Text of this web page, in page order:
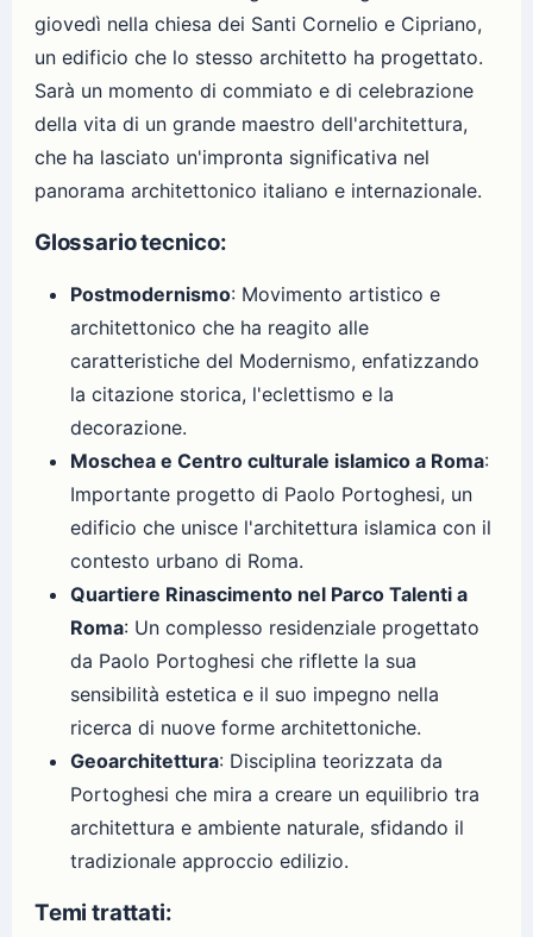
giovedì nella chiesa dei Santi Cornelio e Cipriano,
un edificio che lo stesso architetto ha progettato.
Sarà un momento di commiato e di celebrazione
della vita di un grande maestro dell'architettura,
che ha lasciato un'impronta significativa nel
panorama architettonico italiano e internazionale.
Glossario tecnico:
Postmodernismo: Movimento artistico e
architettonico che ha reagito alle
caratteristiche del Modernismo, enfatizzando
la citazione storica, l'eclettismo e la
decorazione.
Moschea e Centro culturale islamico a Roma:
Importante progetto di Paolo Portoghesi, un
edificio che unisce l'architettura islamica con il
contesto urbano di Roma.
Quartiere Rinascimento nel Parco Talenti a
Roma: Un complesso residenziale progettato
da Paolo Portoghesi che riflette la sua
sensibilità estetica e il suo impegno nella
ricerca di nuove forme architettoniche.
Geoarchitettura: Disciplina teorizzata da
Portoghesi che mira a creare un equilibrio tra
architettura e ambiente naturale, sfidando il
tradizionale approccio edilizio.
Temi trattati: